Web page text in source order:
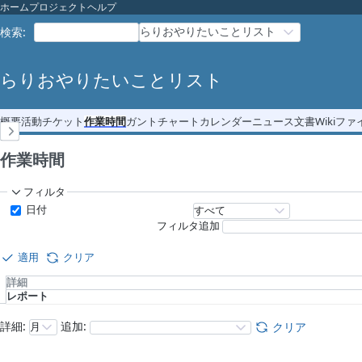
ホームプロジェクトヘルプ
検索: らりおやりたいことリスト
らりおやりたいことリスト
概要活動チケット作業時間ガントチャート カレンダーニュース文書Wikiファ
作業時間
フィルタ
日付
フィルタ追加
適用
クリア
詳細
レポート
詳細: 追加: クリア